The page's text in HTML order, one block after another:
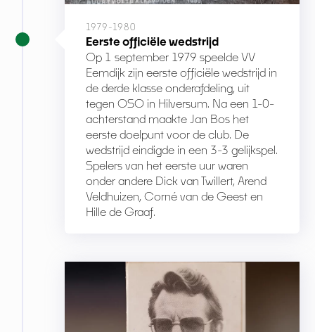
1979-1980
Eerste officiële wedstrijd
Op 1 september 1979 speelde VV
Eemdijk zijn eerste officiële wedstrijd in
de derde klasse onderafdeling, uit
tegen OSO in Hilversum. Na een 1-0-
achterstand maakte Jan Bos het
eerste doelpunt voor de club. De
wedstrijd eindigde in een 3-3 gelijkspel.
Spelers van het eerste uur waren
onder andere Dick van Twillert, Arend
Veldhuizen, Corné van de Geest en
Hille de Graaf.